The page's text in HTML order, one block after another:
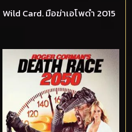
Wild Card. มือฆ่าเอโพดำ 2015